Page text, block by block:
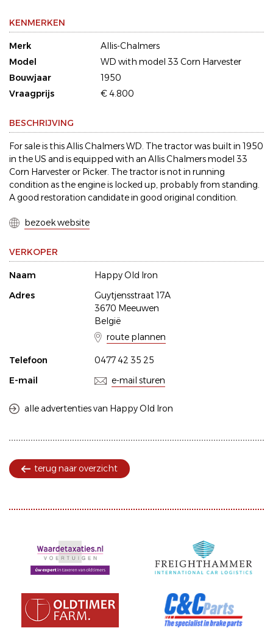
KENMERKEN
Merk
Allis-Chalmers
Model
WD with model 33 Corn Harvester
Bouwjaar
1950
Vraagprijs
€ 4.800
BESCHRIJVING
For sale is this Allis Chalmers WD. The tractor was built in 1950
in the US and is equipped with an Allis Chalmers model 33
Corn Harvester or Picker. The tractor is not in running
condition as the engine is locked up, probably from standing.
A good restoration candidate in good original condition.
bezoek website
VERKOPER
Naam
Happy Old Iron
Adres
Guytjensstraat 17A
3670 Meeuwen
België
route plannen
Telefoon
0477 42 35 25
E-mail
e-mail sturen
alle advertenties van Happy Old Iron
terug naar overzicht